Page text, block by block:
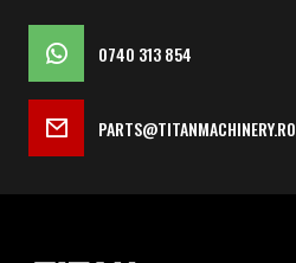
0740 313 854
PARTS@TITANMACHINERY.RO